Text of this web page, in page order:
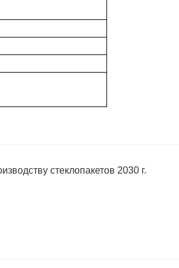
стеклопакетов 2030 г.